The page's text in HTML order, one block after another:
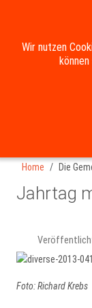
HOME
Home Die
Jahrtag
Foto: Richard Krebs
Wir nutzen